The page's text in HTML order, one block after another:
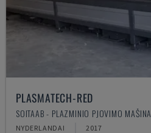
PLASMATECH-RED
SOITAAB - PLAZMINIO PJOVIMO MAŠINA
NYDERLANDAI 2017